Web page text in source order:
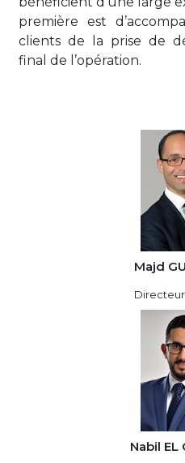
première est
clients de la prise de
final de l’opération.
Majd
Nabil EL